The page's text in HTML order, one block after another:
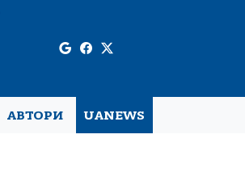
АВТОРИ UANEWS